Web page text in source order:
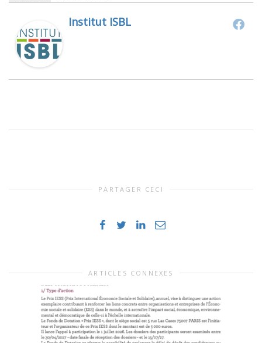
Institut ISBL
PARTAGER CECI
ARTICLES CONNEXES